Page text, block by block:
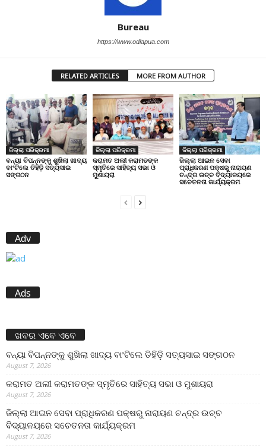
Bureau
https://www.odiapua.com
RELATED ARTICLES MORE FROM AUTHOR
ଜିଲ୍ଲା ପରିକ୍ରମା
ବନ୍ୟା ବିପନ୍ନଙ୍କୁ ଶୁଖିଲା ଖାଦ୍ୟ
ବାଂଟିଲେ ତିହିଡି଼ ସତ୍ୟସାଇ
ସଙ୍ଗଠନ
ଜିଲ୍ଲା ପରିକ୍ରମା
କରାମତ ଅଲୀ କରାମତଙ୍କ
ସ୍ମୃତିରେ ସାହିତ୍ୟ ସଭା ଓ
ମୁଶାୟରା
ଜିଲ୍ଲା ପରିକ୍ରମା
ଜିଲ୍ଲା ଆଇନ ସେବା
ପ୍ରାଧିକରଣ ପକ୍ଷରୁ ନାରାୟଣ
ଚନ୍ଦ୍ର ଉଚ୍ଚ ବିଦ୍ୟାଳୟରେ
ସଚେତନତା କାର୍ଯ୍ୟକ୍ରମ
Adv
Ads
ଖବର ଏବେ ଏବେ
ବନ୍ୟା ବିପନ୍ନଙ୍କୁ ଶୁଖିଲା ଖାଦ୍ୟ ବାଂଟିଲେ ତିହିଡି଼ ସତ୍ୟସାଇ ସଙ୍ଗଠନ
August 7, 2026
କରାମତ ଅଲୀ କରାମତଙ୍କ ସ୍ମୃତିରେ ସାହିତ୍ୟ ସଭା ଓ ମୁଶାୟରା
August 7, 2026
ଜିଲ୍ଲା ଆଇନ ସେବା ପ୍ରାଧିକରଣ ପକ୍ଷରୁ ନାରାୟଣ ଚନ୍ଦ୍ର ଉଚ୍ଚ
ବିଦ୍ୟାଳୟରେ ସଚେତନତା କାର୍ଯ୍ୟକ୍ରମ
August 7, 2026